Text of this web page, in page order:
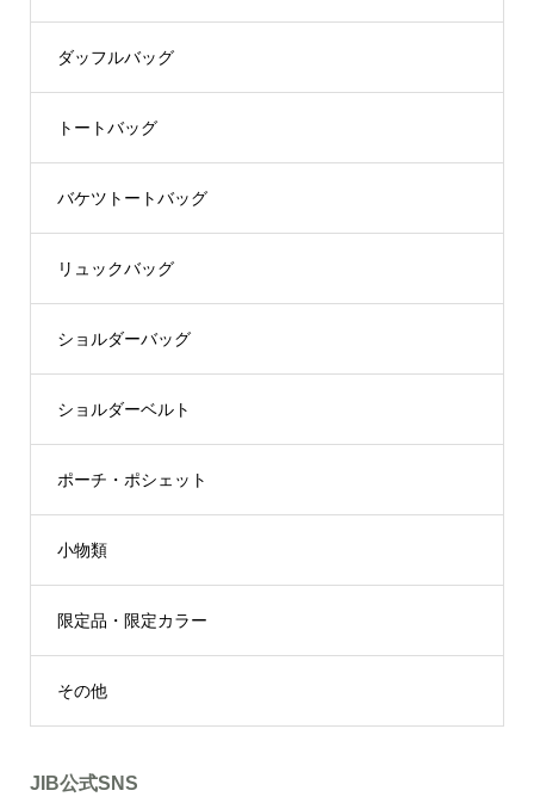
ダッフルバッグ
トートバッグ
バケツトートバッグ
リュックバッグ
ショルダーバッグ
ショルダーベルト
ポーチ・ポシェット
小物類
限定品・限定カラー
その他
JIB公式SNS